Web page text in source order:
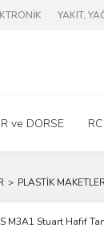
YAKIT,
ve DORSE
PLASTİK